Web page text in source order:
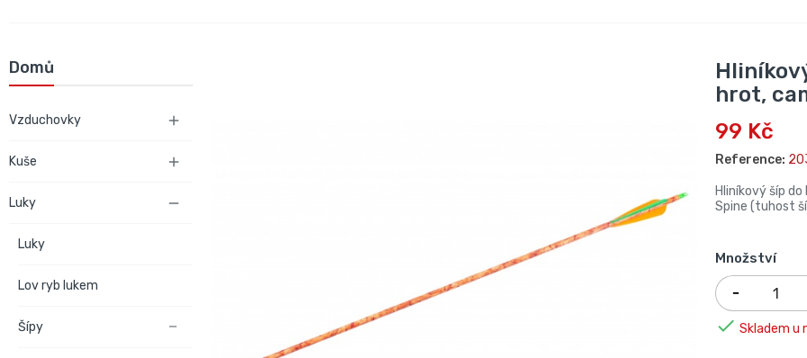
Domů
Vzduchovky 
Kuše 
Luky 
Luky
Lov ryb lukem
Šípy 
hrot,
99 Kč
Reference:
Hliníkový šíp
Spine (tuhost
Množství
 Skladem u